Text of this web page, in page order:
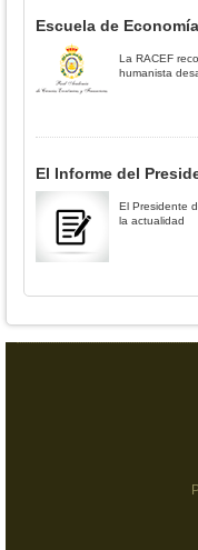
Escuela de
La RACEF
humanista
El Informe del
El Presidente
la actualidad